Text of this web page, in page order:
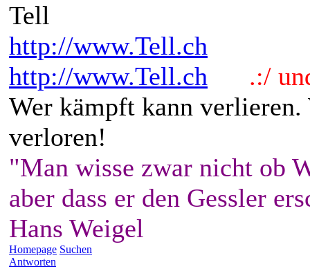
Tell
http://www.Tell.ch
http://www.Tell.ch
.:/
Wer kämpft kann
verloren!
"Man wisse zwar nicht ob
aber dass er den Gessler
Hans Weigel
Homepage Suchen
Antworten